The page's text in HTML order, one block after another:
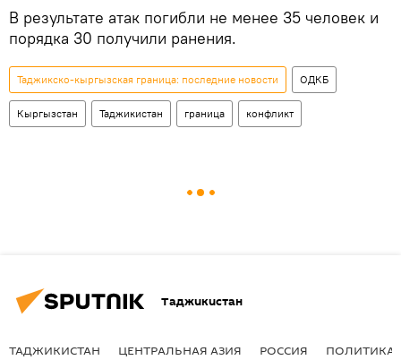
В результате атак погибли не менее 35 человек и
порядка 30 получили ранения.
Таджикско-кыргызская граница: последние новости ОДКБ
Кыргызстан Таджикистан граница конфликт
Таджикистан
ТАДЖИКИСТАН ЦЕНТРАЛЬНАЯ АЗИЯ РОССИЯ ПОЛИТИКА